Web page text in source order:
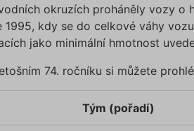
okruzích proháněly vozy o
kdy se do celkové váhy
jako minimální hmotnost
74. ročníku si můžete
Tým (pořadí)
CookieScriptConsent
_GRECAPTCHA